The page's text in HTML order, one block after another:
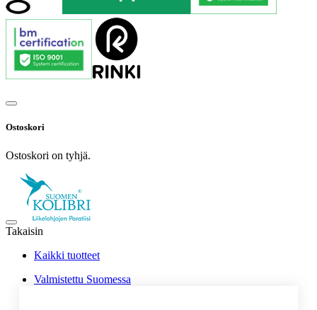
Ostoskori
Ostoskori on tyhjä.
Takaisin
Kaikki tuotteet
Valmistettu Suomessa